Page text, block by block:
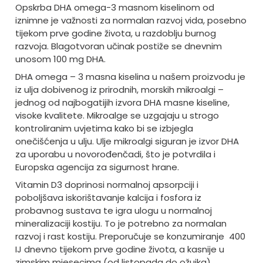
Opskrba DHA omega-3 masnom kiselinom od
iznimne je važnosti za normalan razvoj vida, posebno
tijekom prve godine života, u razdoblju burnog
razvoja. Blagotvoran učinak postiže se dnevnim
unosom 100 mg DHA.
DHA omega – 3 masna kiselina u našem proizvodu je
iz ulja dobivenog iz prirodnih, morskih mikroalgi –
jednog od najbogatijih izvora DHA masne kiseline,
visoke kvalitete. Mikroalge se uzgajaju u strogo
kontroliranim uvjetima kako bi se izbjegla
onečišćenja u ulju. Ulje mikroalgi siguran je izvor DHA
za uporabu u novorođenčadi, što je potvrdila i
Europska agencija za sigurnost hrane.
Vitamin D3 doprinosi normalnoj apsorpciji i
poboljšava iskorištavanje kalcija i fosfora iz
probavnog sustava te igra ulogu u normalnoj
mineralizaciji kostiju. To je potrebno za normalan
razvoj i rast kostiju. Preporučuje se konzumiranje 400
IJ dnevno tijekom prve godine života, a kasnije u